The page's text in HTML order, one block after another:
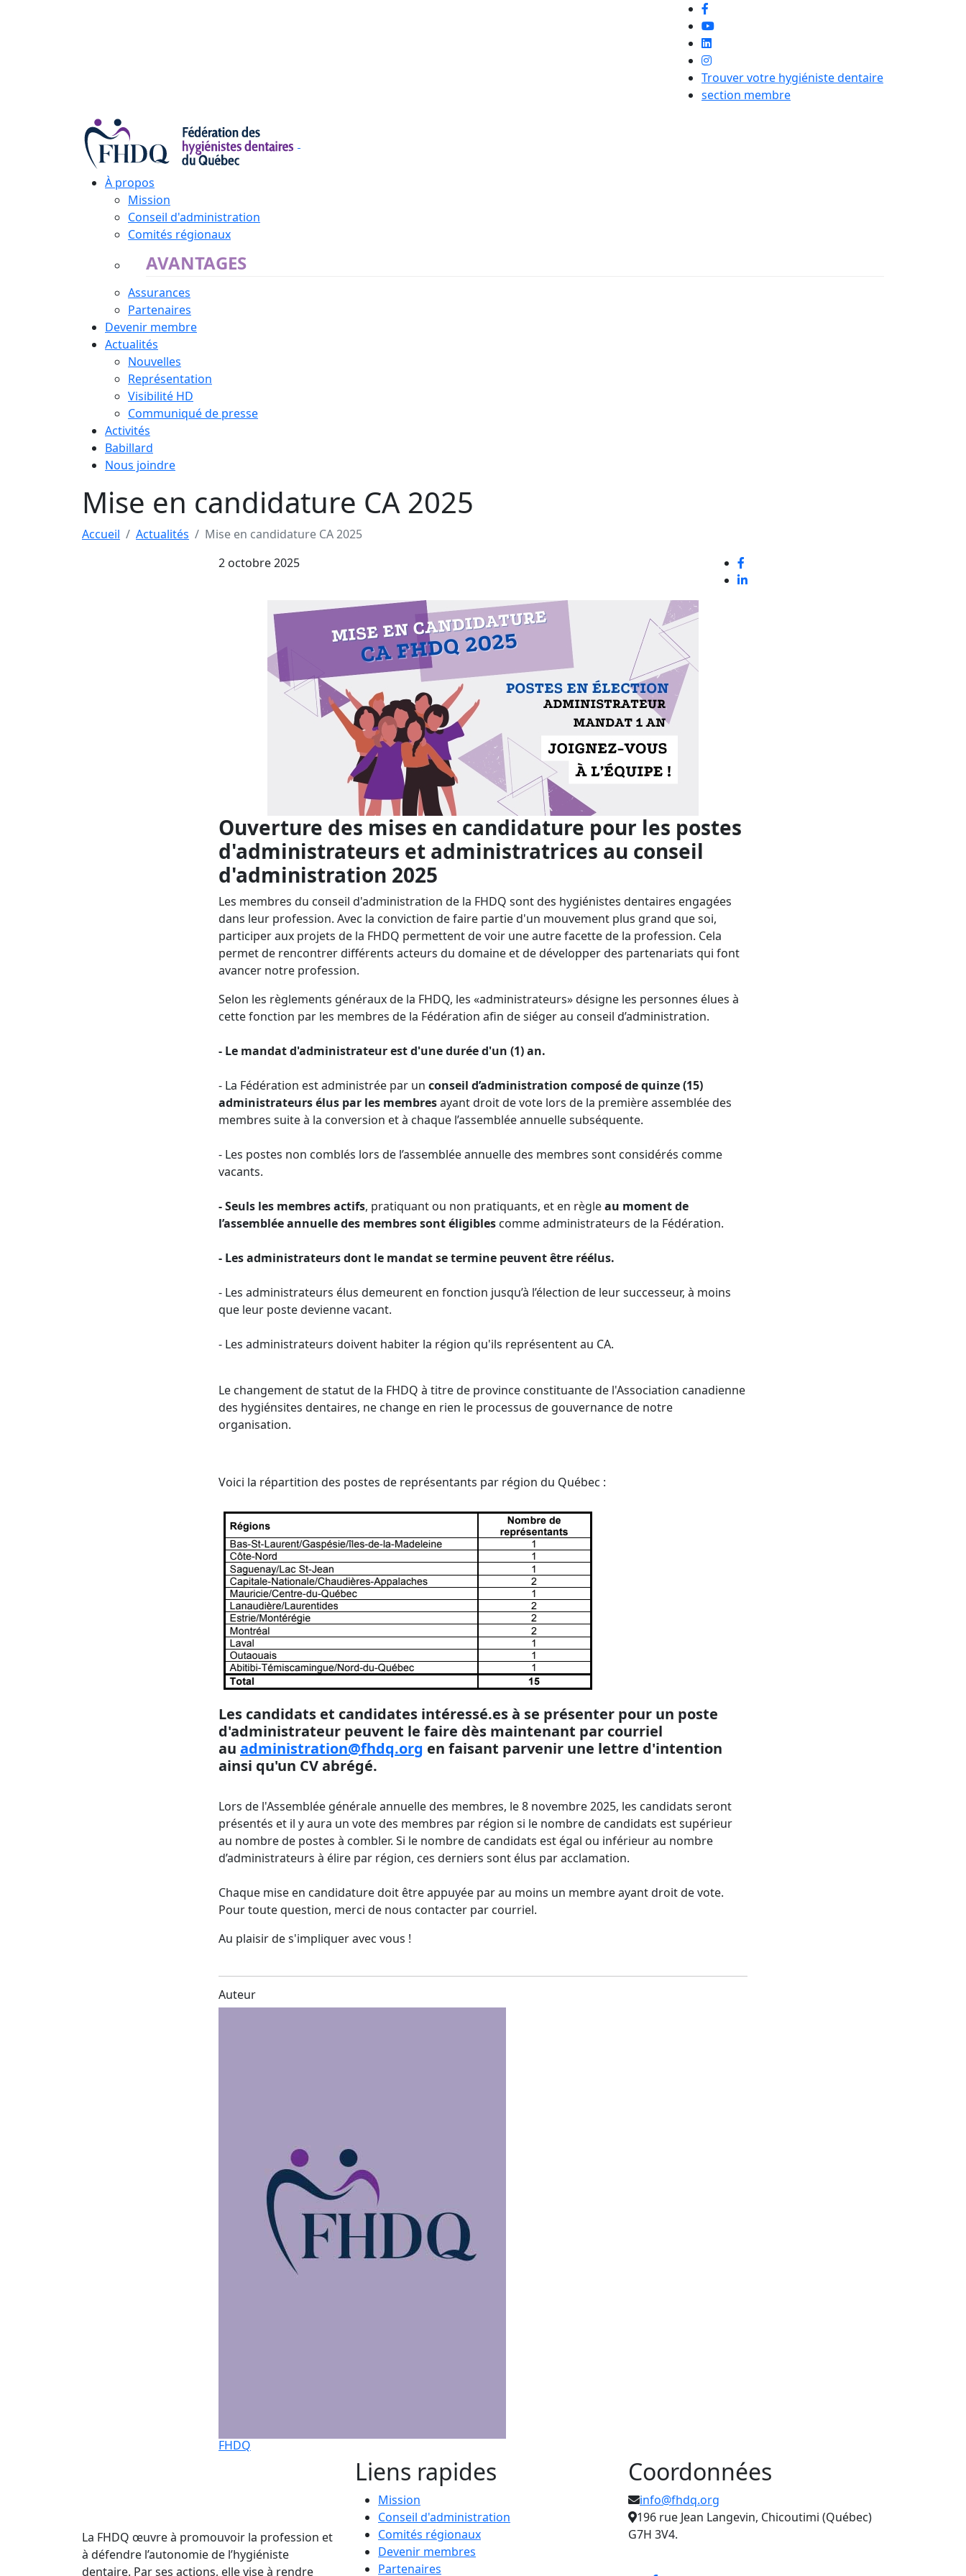
Trouver votre hygiéniste dentaire
section membre
À propos
Mission
Conseil d'administration
Comités régionaux
AVANTAGES
Assurances
Partenaires
Devenir membre
Actualités
Nouvelles
Représentation
Visibilité HD
Communiqué de presse
Activités
Babillard
Nous joindre
Mise en candidature CA 2025
Accueil Actualités
Mise en candidature CA 2025
2 octobre 2025
Ouverture des mises en candidature pour les postes
d'administrateurs et administratrices au conseil
d'administration 2025
Les membres du conseil d'administration de la FHDQ sont des hygiénistes dentaires engagées
dans leur profession. Avec la conviction de faire partie d'un mouvement plus grand que soi,
participer aux projets de la FHDQ permettent de voir une autre facette de la profession. Cela
permet de rencontrer différents acteurs du domaine et de développer des partenariats qui font
avancer notre profession.
Selon les règlements généraux de la FHDQ, les «administrateurs» désigne les personnes élues à
cette fonction par les membres de la Fédération afin de siéger au conseil d’administration.
- Le mandat d'administrateur est d'une durée d'un (1) an.
- La Fédération est administrée par un conseil d’administration composé de quinze (15)
administrateurs élus par les membresayant droit de vote lors de la première assemblée des
membres suite à la conversion et à chaque l’assemblée annuelle subséquente.
- Les postes non comblés lors de l’assemblée annuelle des membres sont considérés comme
vacants.
- Seuls les membres actifs, pratiquant ou non pratiquants, et en règleau moment de
l’assemblée annuelle des membres sont éligibles comme administrateurs de la Fédération.
- Les administrateurs dont le mandat se termine peuvent être réélus.
- Les administrateurs élus demeurent en fonction jusqu’à l’élection de leur successeur, à moins
que leur poste devienne vacant.
- Les administrateurs doivent habiter la région qu'ils représentent au CA.
Le changement de statut de la FHDQ à titre de province constituante de l'Association canadienne
des hygiénsites dentaires, ne change en rien le processus de gouvernance de notre
organisation.
Voici la répartition des postes de représentants par région du Québec :
Les candidats et candidates intéressé.es à se présenter pour un poste
d'administrateur peuvent le faire dès maintenant par courriel
au administration@fhdq.org en faisant parvenir une lettre d'intention
ainsi qu'un CV abrégé.
Lors de l'Assemblée générale annuelle des membres, le 8 novembre 2025, les candidats seront
présentés et il y aura un vote des membres par région si le nombre de candidats est supérieur
au nombre de postes à combler. Si le nombre de candidats est égal ou inférieur au nombre
d’administrateurs à élire par région, ces derniers sont élus par acclamation.
Chaque mise en candidature doit être appuyée par au moins un membre ayant droit de vote.
Pour toute question, merci de nous contacter par courriel.
Au plaisir de s'impliquer avec vous !
Auteur
FHDQ
La FHDQ œuvre à promouvoir la profession et
à défendre l’autonomie de l’hygiéniste
dentaire. Par ses actions, elle vise à rendre
Liens rapides
Mission
Conseil d'administration
Comités régionaux
Devenir membres
Partenaires
Coordonnées
info@fhdq.org
196 rue Jean Langevin, Chicoutimi (Québec)
G7H 3V4.